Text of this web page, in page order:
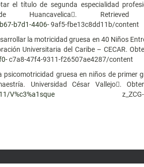
el título de segunda especialidad
Huancavelica. Retrieved
b7d1-4406-9af5-fbe13c8dd11b/content
la motricidad gruesa en 40 Niños
Universitaria del Caribe – CECAR.
c7a8-47f4-9311-f26507ae4287/content
gruesa en niños de primer
Universidad César Vallejo.
V%c3%a1sque z_ZCG-